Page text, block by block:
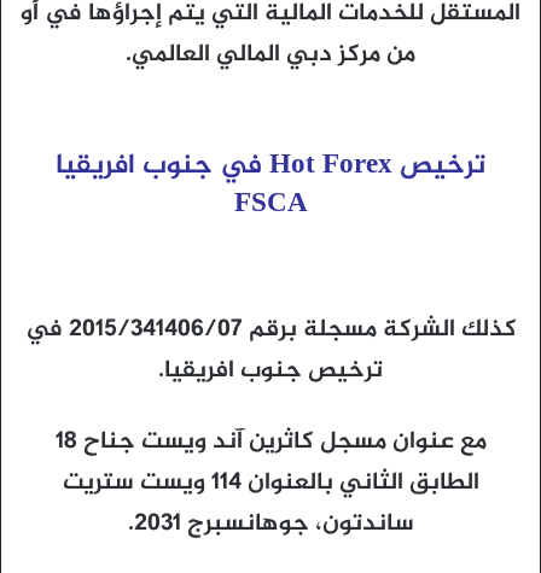
المستقل للخدمات المالية التي يتم إجراؤها في أو
من مركز دبي المالي العالمي.
ترخيص Hot Forex في جنوب افريقيا
FSCA
كذلك الشركة مسجلة برقم 2015/341406/07 في
ترخيص جنوب افريقيا.
مع عنوان مسجل كاثرين آند ويست جناح 18
الطابق الثاني بالعنوان 114 ويست ستريت
ساندتون، جوهانسبرج 2031.